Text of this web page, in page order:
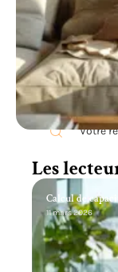
Les
Calcul de
11 mars 2026